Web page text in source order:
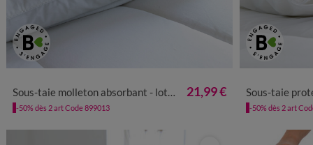
Sous-taie molleton absorbant - lot de 2 21,99 €
-50% dès 2 art Code 899013
Sous-taie
-50% dès 2 art